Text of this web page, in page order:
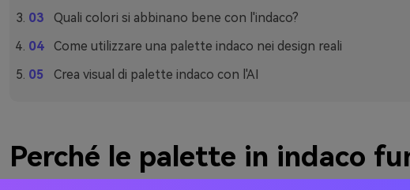
Quali colori si abbinano bene con l'indaco?
Come utilizzare una palette indaco nei design reali
Crea visual di palette indaco con l'AI
Perché le palette in indaco